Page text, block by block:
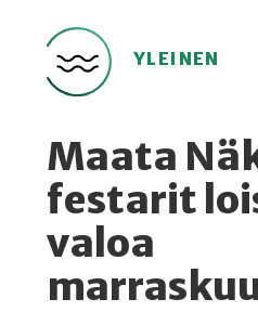
YLEINEN
Maata
festarit
valoa